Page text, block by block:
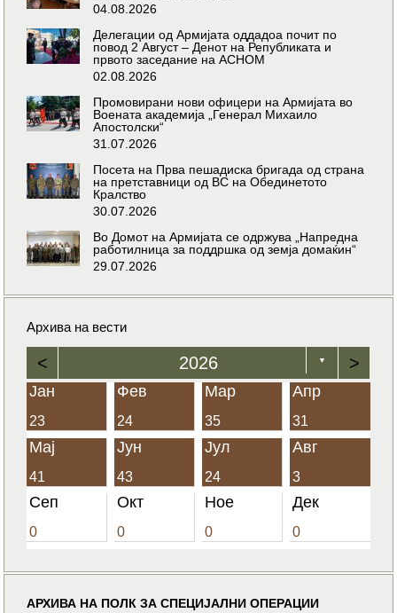
04.08.2026
Делегации од Армијата оддадоа почит по
повод 2 Август – Денот на Републиката и
првото заседание на АСНОМ
02.08.2026
Промовирани нови офицери на Армијата во
Воената академија „Генерал Михаило
Апостолски“
31.07.2026
Посета на Прва пешадиска бригада од страна
на претставници од ВС на Обединетото
Кралство
30.07.2026
Во Домот на Армијата се одржува „Напредна
работилница за поддршка од земја домаќин“
29.07.2026
Архива на вести
< 2026 ▼ >
Јан
23
Фев
24
Мар
35
Апр
31
Мај
41
Јун
43
Јул
24
Авг
3
Сеп
0
Окт
0
Ное
0
Дек
0
АРХИВА НА ПОЛК ЗА СПЕЦИЈАЛНИ ОПЕРАЦИИ